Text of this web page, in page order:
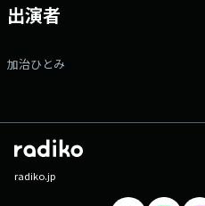
出演者
加治ひとみ
radiko.jp